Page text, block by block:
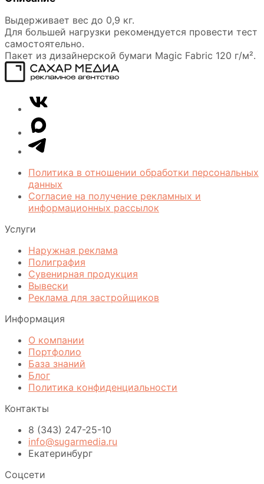
Выдерживает вес до 0,9 кг.
Для большей нагрузки рекомендуется провести тест
самостоятельно.
Пакет из дизайнерской бумаги Magic Fabric 120 г/м².
МедиаVK
Telegram
MAX
Политика в отношении обработки персональных
данных
Согласие на получение рекламных и
информационных рассылок
Услуги
Наружная реклама
Полиграфия
Сувенирная продукция
Вывески
Реклама для застройщиков
Информация
О компании
Портфолио
База знаний
Блог
Политика конфиденциальности
Контакты
8 (343) 247-25-10
info@sugarmedia.ru
Екатеринбург
Соцсети